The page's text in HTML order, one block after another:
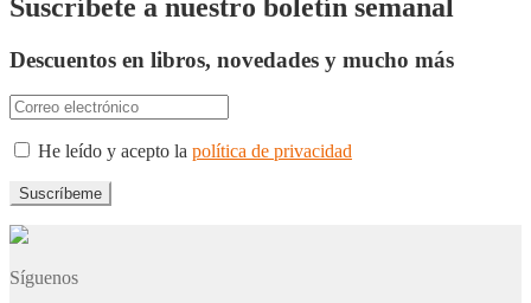
Suscríbete a nuestro boletín semanal
Descuentos en libros, novedades y mucho más
He leído y acepto la política de privacidad
Síguenos